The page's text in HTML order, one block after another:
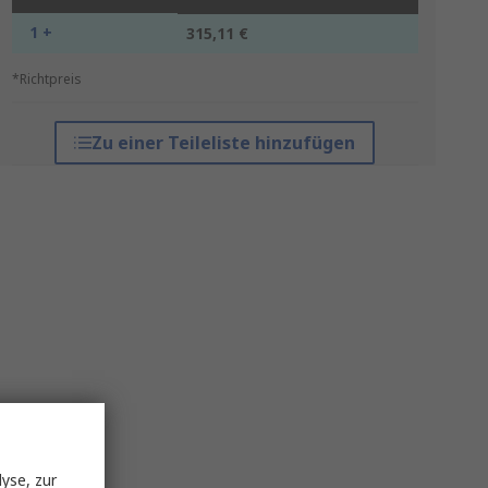
1 + 315,11 €
*Richtpreis
Zu einer Teileliste hinzufügen
zur